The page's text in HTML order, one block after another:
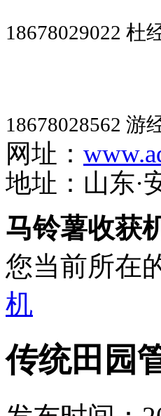
18678029022 杜
18678028562 游
网址：
地址：山东·
马铃薯收获
您当前所在
机
传统田园